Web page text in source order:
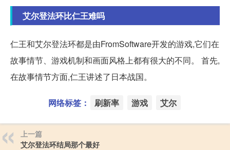
艾尔登法环比仁王难吗
仁王和艾尔登法环都是由FromSoftware开发的游戏,它们在
故事情节、游戏机制和画面风格上都有很大的不同。 首先,
在故事情节方面,仁王讲述了日本战国。
网络标签： 刷新率 游戏 艾尔
上一篇
艾尔登法环结局那个最好